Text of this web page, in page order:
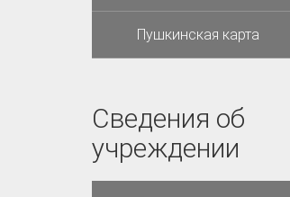
Пушкинская карта
Сведения об
учреждении